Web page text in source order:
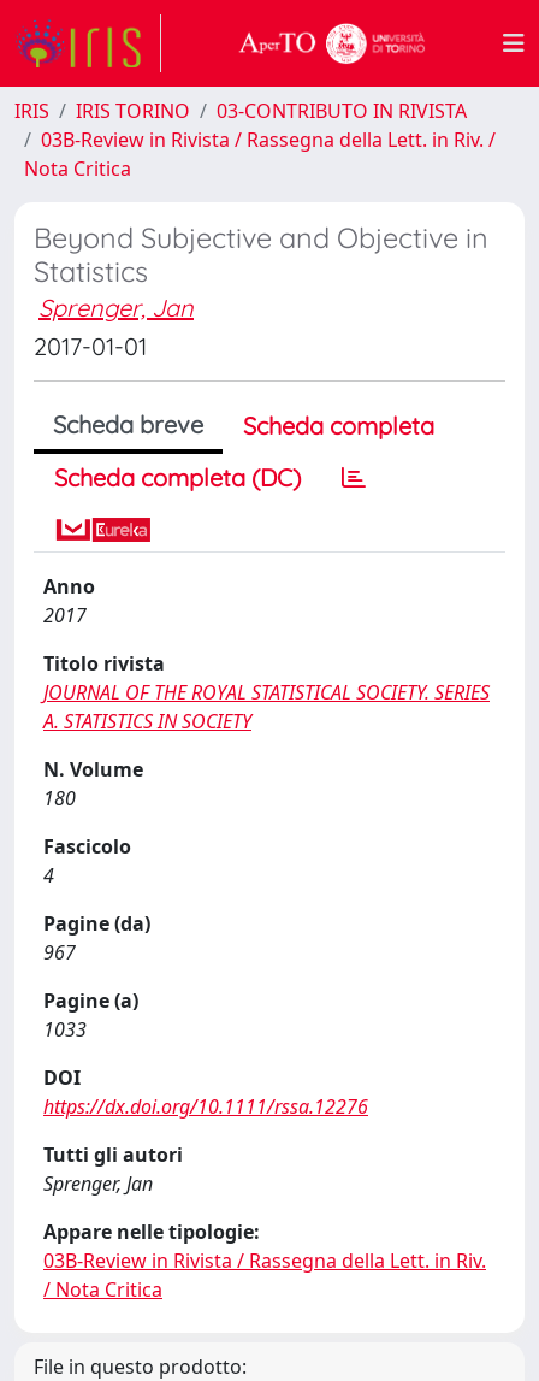
IRIS IRIS TORINO
03-CONTRIBUTO IN RIVISTA
03B-Review in Rivista / Rassegna della Lett. in Riv. /
Nota Critica
Beyond Subjective and Objective in
Statistics
Sprenger, Jan
2017-01-01
Scheda breve
Scheda completa
Scheda completa (DC)
Anno
2017
Titolo rivista
JOURNAL OF THE ROYAL STATISTICAL SOCIETY. SERIES
A. STATISTICS IN SOCIETY
N. Volume
180
Fascicolo
4
Pagine (da)
967
Pagine (a)
1033
DOI
https://dx.doi.org/10.1111/rssa.12276
Tutti gli autori
Sprenger, Jan
Appare nelle tipologie:
03B-Review in Rivista / Rassegna della Lett. in Riv.
/ Nota Critica
File in questo prodotto: